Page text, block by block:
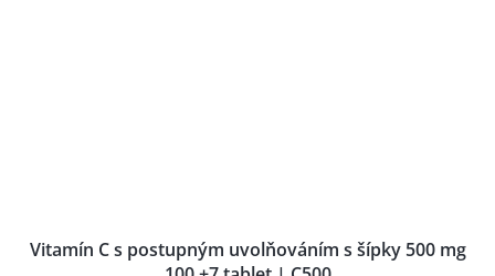
Vitamín C s postupným uvolňováním s šípky 500 mg